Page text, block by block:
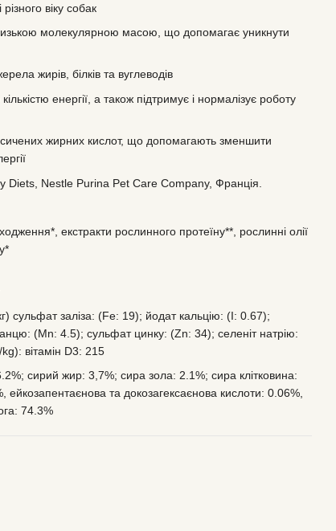
віку собак
молекулярною масою, що допомагає уникнути
жирів, білків та вуглеводів
енергії, а також підтримує і нормалізує роботу
жирних кислот, що допомагають зменшити
Diets, Nestle Purina Pet Care Company, Франція.
екстракти рослинного протеїну**, рослинні олії
сульфат заліза: (Fe: 19); йодат кальцію: (I: 0.67);
(Mn: 4.5); сульфат цинку: (Zn: 34); селеніт натрію:
вітамін D3: 215
сирий жир: 3,7%; сира зола: 2.1%; сира клітковина:
та докозагексаєнова кислоти: 0.06%,
74.3%